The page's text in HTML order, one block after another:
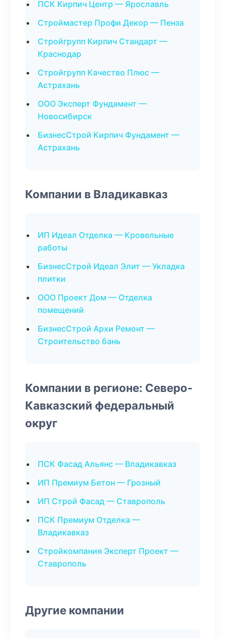
ПСК Кирпич Центр — Ярославль
Строймастер Профи Декор — Пенза
Стройгрупп Кирпич Стандарт —
Краснодар
Стройгрупп Качество Плюс —
Астрахань
ООО Эксперт Фундамент —
Новосибирск
БизнесСтрой Кирпич Фундамент —
Астрахань
Компании в Владикавказ
ИП Идеал Отделка — Кровельные
работы
БизнесСтрой Идеал Элит — Укладка
плитки
ООО Проект Дом — Отделка
помещений
БизнесСтрой Архи Ремонт —
Строительство бань
Компании в регионе: Северо-
Кавказский федеральный
округ
ПСК Фасад Альянс — Владикавказ
ИП Премиум Бетон — Грозный
ИП Строй Фасад — Ставрополь
ПСК Премиум Отделка —
Владикавказ
Стройкомпания Эксперт Проект —
Ставрополь
Другие компании